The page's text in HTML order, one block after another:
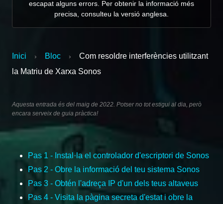
escapat alguns errors. Per obtenir la informació més
precisa, consulteu la versió anglesa.
Inici › Bloc ›
Com resoldre interferències utilitzant
la Matriu de Xarxa Sonos
Aquesta entrada és del maig de 2022. Potser no tot estigui al dia, però
encara serveix de guia pràctica!
Pas 1 - Instal·la el controlador d'escriptori de Sonos
Pas 2 - Obre la informació del teu sistema Sonos
Pas 3 - Obtén l'adreça IP d'un dels teus altaveus
Pas 4 - Visita la pàgina secreta d'estat i obre la